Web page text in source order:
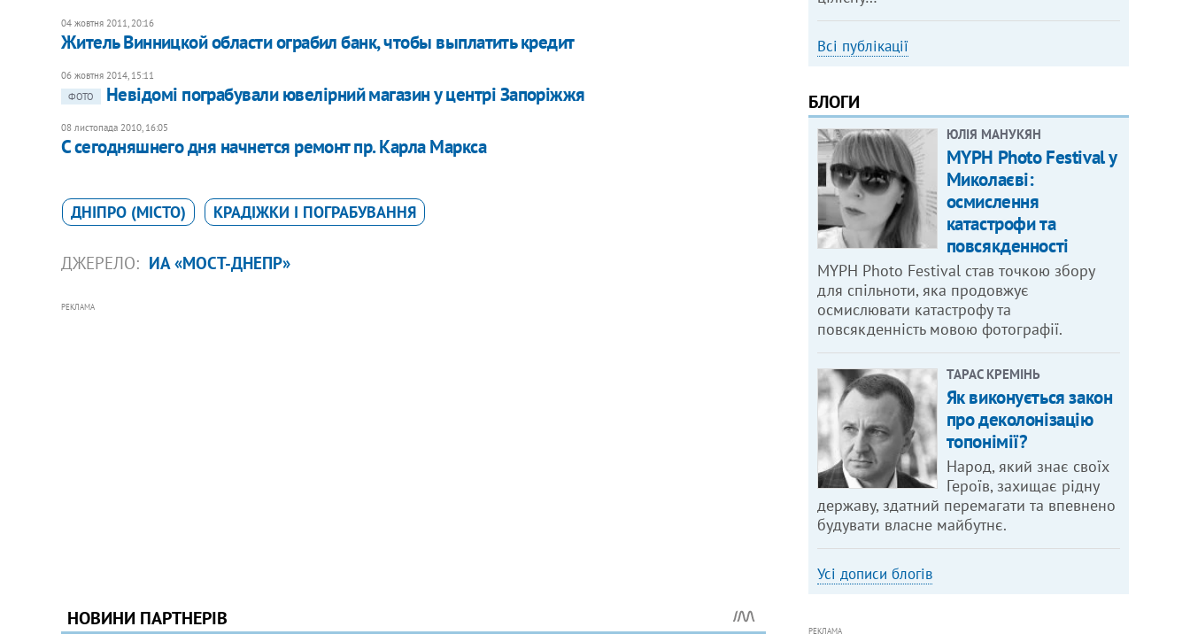
04 жовтня 2011, 20:16
Житель Винницкой области ограбил банк, чтобы выплатить кредит
06 жовтня 2014, 15:11
ФОТО
Невідомі пограбували ювелірний магазин у центрі Запоріжжя
08 листопада 2010, 16:05
С сегодняшнего дня начнется ремонт пр. Карла Маркса
ДНІПРО (МІСТО) КРАДІЖКИ І ПОГРАБУВАННЯ
ДЖЕРЕЛО: ИА «МОСТ-ДНЕПР»
РЕКЛАМА
Всі публікації
БЛОГИ
ЮЛІЯ МАНУКЯН
MYPH Photo Festival у
Миколаєві:
осмислення
катастрофи та
повсякденності
MYPH Photo Festival став точкою збору
для спільноти, яка продовжує
осмислювати катастрофу та
повсякденність мовою фотографії.
ТАРАС КРЕМІНЬ
Як виконується закон
про деколонізацію
топонімії?
Народ, який знає своїх
Героїв, захищає рідну
державу, здатний перемагати та впевнено
будувати власне майбутнє.
Усі дописи блогів
РЕКЛАМА